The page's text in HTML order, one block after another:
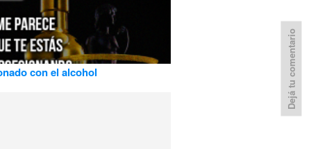
con el alcohol Dejá tu comentario